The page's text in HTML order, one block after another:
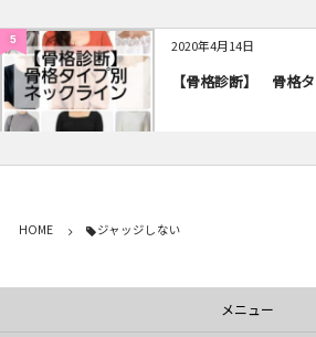
5 2020年4月14日
【骨格診断】 骨格
HOME ジャッジしない
メニュー